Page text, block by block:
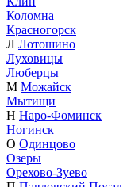
Коломна
Красногорск
Л Лотошино
Луховицы
Люберцы
М Можайск
Мытищи
Н Наро-Фоминск
Ногинск
О Одинцово
Озеры
Орехово-Зуево